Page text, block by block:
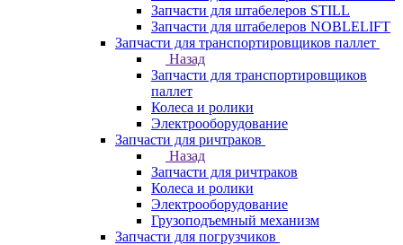
Запчасти для штабелеров STILL
Запчасти для штабелеров NOBLELIFT
Запчасти для транспортировщиков паллет
Назад
Запчасти для транспортировщиков
паллет
Колеса и ролики
Электрооборудование
Запчасти для ричтраков
Назад
Запчасти для ричтраков
Колеса и ролики
Электрооборудование
Грузоподъемный механизм
Запчасти для погрузчиков